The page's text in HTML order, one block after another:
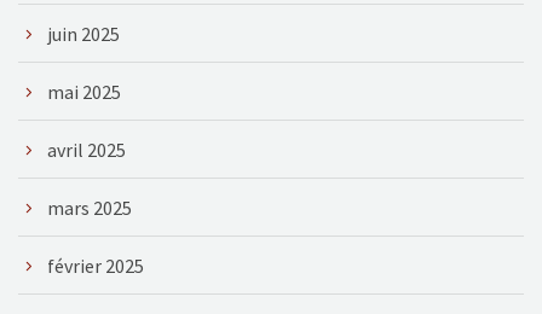
juin 2025
mai 2025
avril 2025
mars 2025
février 2025